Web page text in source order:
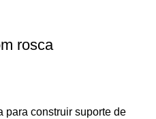
rosca
para construir suporte de